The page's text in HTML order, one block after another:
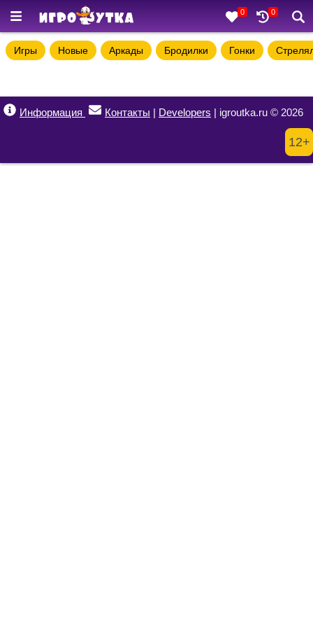
0 0
Игры Новые Аркады Бродилки Гонки
Информация Контакты | Developers | igroutka.ru © 2026
12+